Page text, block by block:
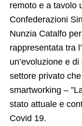
remoto e a tavolo
Confederazioni
Nunzia Catalfo
rappresentata tra
un’evoluzione e
settore privato
smartworking –
stato attuale e
Covid 19.